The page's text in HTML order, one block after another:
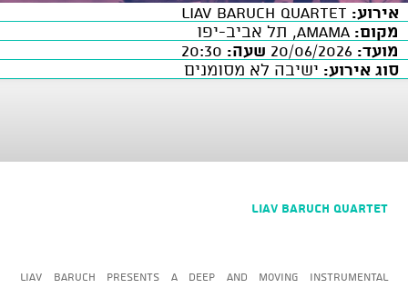
אירוע:
מקום:
מועד:
שעה:
סוג אירוע: ישיבה לא מסומנים
LIAV BARUCH Quartet
Liav Baruch presents a deep and moving instrumental